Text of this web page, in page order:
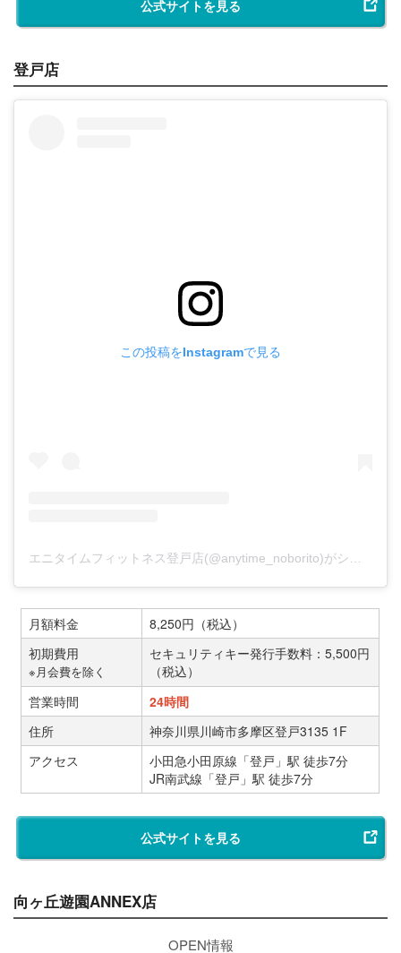
公式サイトを見る
登戸店
この投稿をInstagramで見る
エニタイムフィットネス登戸店(@anytime_noborito)がシェアした投稿
月額料金
8,250円（税込）
初期費用
※月会費を除く
セキュリティキー発行手数料：5,500円
（税込）
営業時間
24時間
住所
神奈川県川崎市多摩区登戸3135 1F
アクセス
小田急小田原線「登戸」駅 徒歩7分
JR南武線「登戸」駅 徒歩7分
公式サイトを見る
向ヶ丘遊園ANNEX店
OPEN情報